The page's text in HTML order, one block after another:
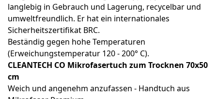
langlebig in Gebrauch und Lagerung, recycelbar und
umweltfreundlich. Er hat ein internationales
Sicherheitszertifikat BRC.
Beständig gegen hohe Temperaturen
(Erweichungstemperatur 120 - 200° C).
CLEANTECH CO Mikrofasertuch zum Trocknen 70x50
cm
Weich und angenehm anzufassen - Handtuch aus